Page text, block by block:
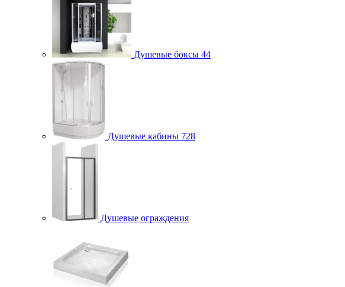
Душевые боксы 44
Душевые кабины 728
Душевые ограждения